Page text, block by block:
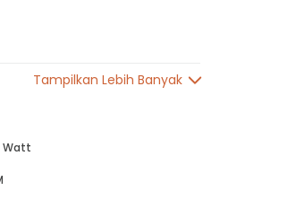
Tampilkan Lebih Banyak
Watt